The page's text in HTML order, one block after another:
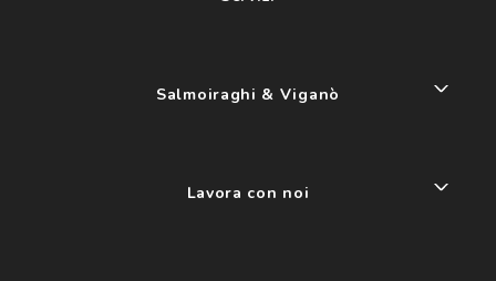
Salmoiraghi & Viganò
Lavora con noi